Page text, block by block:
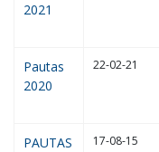
2021
Pautas
2020
22-02-21
PAUTAS
17-08-15